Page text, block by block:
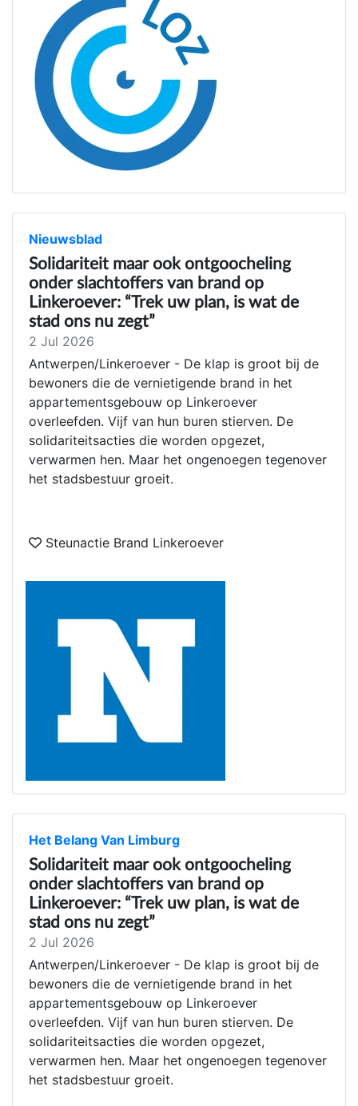
Nieuwsblad
Solidariteit maar ook ontgoocheling
onder slachtoffers van brand op
Linkeroever: “Trek uw plan, is wat de
stad ons nu zegt”
2 Jul 2026
Antwerpen/Linkeroever - De klap is groot bij de
bewoners die de vernietigende brand in het
appartementsgebouw op Linkeroever
overleefden. Vijf van hun buren stierven. De
solidariteitsacties die worden opgezet,
verwarmen hen. Maar het ongenoegen tegenover
het stadsbestuur groeit.
Steunactie Brand Linkeroever
Het Belang Van Limburg
Solidariteit maar ook ontgoocheling
onder slachtoffers van brand op
Linkeroever: “Trek uw plan, is wat de
stad ons nu zegt”
2 Jul 2026
Antwerpen/Linkeroever - De klap is groot bij de
bewoners die de vernietigende brand in het
appartementsgebouw op Linkeroever
overleefden. Vijf van hun buren stierven. De
solidariteitsacties die worden opgezet,
verwarmen hen. Maar het ongenoegen tegenover
het stadsbestuur groeit.